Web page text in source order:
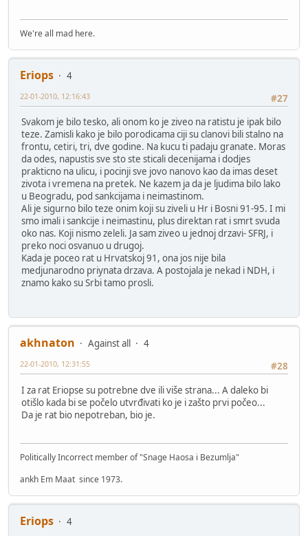
We're all mad here.
Eriops
4
#27
22-01-2010, 12:16:43
Svakom je bilo tesko, ali onom ko je ziveo na ratistu je ipak bilo
teze. Zamisli kako je bilo porodicama ciji su clanovi bili stalno na
frontu, cetiri, tri, dve godine. Na kucu ti padaju granate. Moras
da odes, napustis sve sto ste sticali decenijama i dodjes
prakticno na ulicu, i pocinji sve jovo nanovo kao da imas deset
zivota i vremena na pretek. Ne kazem ja da je ljudima bilo lako
u Beogradu, pod sankcijama i neimastinom.
Ali je sigurno bilo teze onim koji su ziveli u Hr i Bosni 91-95. I mi
smo imali i sankcije i neimastinu, plus direktan rat i smrt svuda
oko nas. Koji nismo zeleli. Ja sam ziveo u jednoj drzavi- SFRJ, i
preko noci osvanuo u drugoj.
Kada je poceo rat u Hrvatskoj 91, ona jos nije bila
medjunarodno priynata drzava. A postojala je nekad i NDH, i
znamo kako su Srbi tamo prosli.
akhnaton Against all
4
#28
22-01-2010, 12:31:55
I za rat Eriopse su potrebne dve ili više strana... A daleko bi
otišlo kada bi se počelo utvrđivati ko je i zašto prvi počeo...
Da je rat bio nepotreban, bio je.
Politically Incorrect member of "Snage Haosa i Bezumlja"
ankh Em Maat since 1973.
Eriops
4